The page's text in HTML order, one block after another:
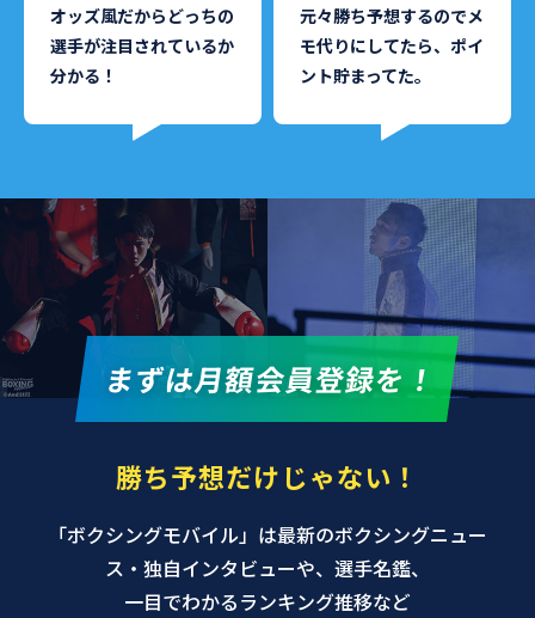
オッズ風だからどっちの
選手が注目されているか
分かる！
元々勝ち予想するのでメ
モ代りにしてたら、ポイ
ント貯まってた。
まずは月額会員登録を！
勝ち予想だけじゃない！
「ボクシングモバイル」は最新のボクシングニュー
ス・独自インタビューや、選手名鑑、
一目でわかるランキング推移など